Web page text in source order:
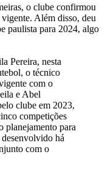
o clube confirmou
Além disso, deu
paulista para 2024, algo
Pereira, nesta
o técnico
com o
e Abel
clube em 2023,
competições
planejamento para
há
com o